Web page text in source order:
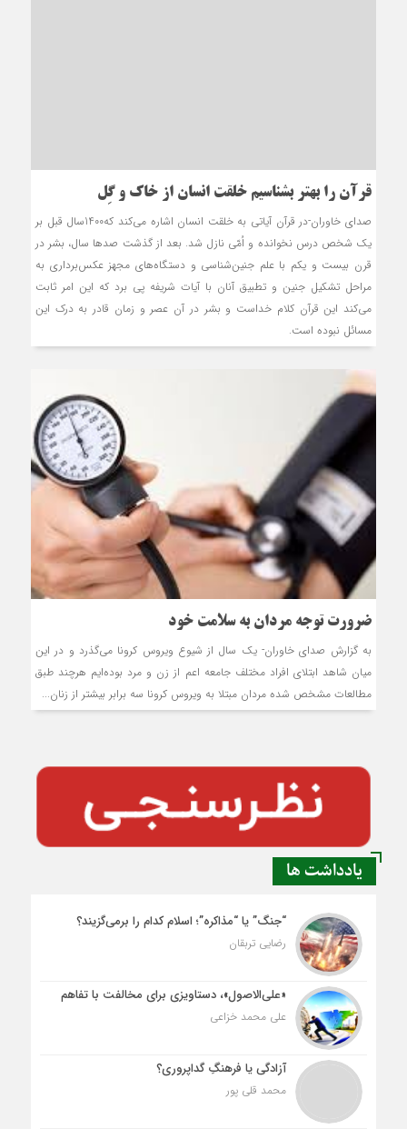
قرآن را بهتر بشناسیم خلقت انسان از خاک و گِل
صدای خاوران-در قرآن آیاتی به خلقت انسان اشاره می‌کند که1400سال قبل بر
یک شخص درس نخوانده و اُمّی نازل شد. بعد از گذشت صدها سال، بشر در
قرن بیست و یکم با علم جنین‌شناسی و دستگاه‌های مجهز عکس‌برداری به
مراحل تشکیل جنین و تطبیق آنان با آیات شریفه پی برد که این امر ثابت
می‌کند این قرآن کلام خداست و بشر در آن عصر و زمان قادر به درک این
مسائل نبوده است.
ضرورت توجه مردان به سلامت خود
به گزارش صدای خاوران- یک سال از شیوع ویروس کرونا می‌گذرد و در این
میان شاهد ابتلای افراد مختلف جامعه اعم از زن و مرد بوده‌ایم هرچند طبق
مطالعات مشخص شده مردان مبتلا به ویروس کرونا سه برابر بیشتر از زنان...
یادداشت ها
“جنگ” یا “مذاکره”؛ اسلام کدام را برمی‌گزیند؟
رضایی تربقان
«علی‌الاصول»، دستاویزی برای مخالفت با تفاهم
علی محمد خزاعی
آزادگی یا فرهنگِ گداپروری؟
محمد قلی پور